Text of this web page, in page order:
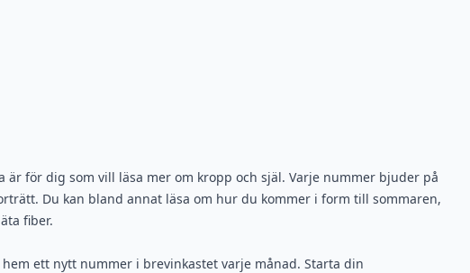
är för dig som vill läsa mer om kropp och själ. Varje nummer bjuder på
Du kan bland annat läsa om hur du kommer i form till sommaren,
fiber.
ett nytt nummer i brevinkastet varje månad. Starta din